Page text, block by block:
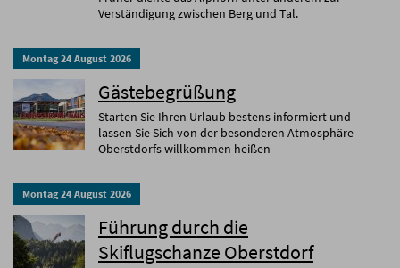
Verständigung zwischen Berg und Tal.
Montag 24 August 2026
Gästebegrüßung
Starten Sie Ihren Urlaub bestens informiert und
lassen Sie Sich von der besonderen Atmosphäre
Oberstdorfs willkommen heißen
Montag 24 August 2026
Führung durch die
Skiflugschanze Oberstdorf